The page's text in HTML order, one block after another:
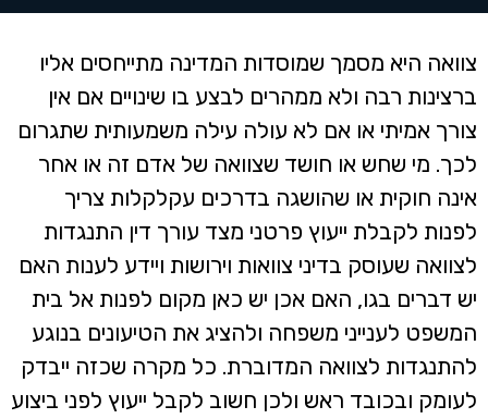
צוואה היא מסמך שמוסדות המדינה מתייחסים אליו
ברצינות רבה ולא ממהרים לבצע בו שינויים אם אין
צורך אמיתי או אם לא עולה עילה משמעותית שתגרום
לכך. מי שחש או חושד שצוואה של אדם זה או אחר
אינה חוקית או שהושגה בדרכים עקלקלות צריך
לפנות לקבלת ייעוץ פרטני מצד עורך דין התנגדות
לצוואה שעוסק בדיני צוואות וירושות ויידע לענות האם
יש דברים בגו, האם אכן יש כאן מקום לפנות אל בית
המשפט לענייני משפחה ולהציג את הטיעונים בנוגע
להתנגדות לצוואה המדוברת. כל מקרה שכזה ייבדק
לעומק ובכובד ראש ולכן חשוב לקבל ייעוץ לפני ביצוע